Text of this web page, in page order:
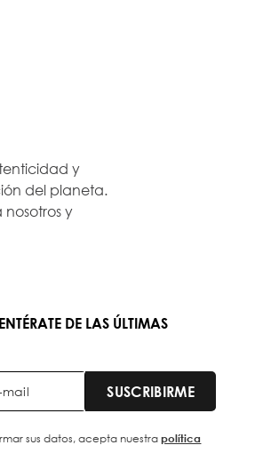
y
del planeta.
y
DE LAS ÚLTIMAS
SUSCRIBIRME
sus datos, acepta nuestrapolítica